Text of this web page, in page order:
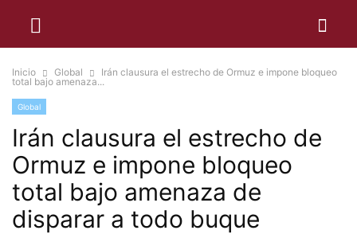
Inicio Global
Irán clausura el estrecho de Ormuz e impone bloqueo
total bajo amenaza...
Global
Irán clausura el estrecho de
Ormuz e impone bloqueo
total bajo amenaza de
disparar a todo buque